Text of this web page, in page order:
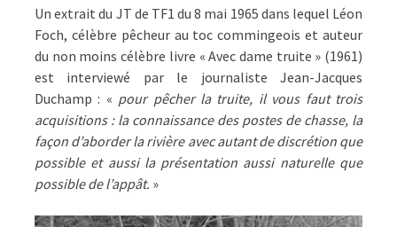
Un extrait du JT de TF1 du 8 mai 1965 dans lequel Léon
Foch, célèbre pêcheur au toc commingeois et auteur
du non moins célèbre livre « Avec dame truite » (1961)
est interviewé par le journaliste Jean-Jacques
Duchamp : « pour pêcher la truite, il vous faut trois
acquisitions : la connaissance des postes de chasse, la
façon d’aborder la rivière avec autant de discrétion que
possible et aussi la présentation aussi naturelle que
possible de l’appât. »